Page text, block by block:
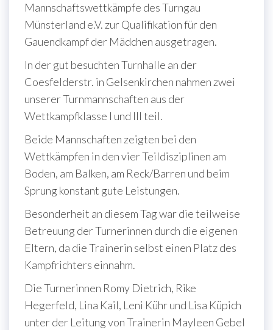
Mannschaftswettkämpfe des Turngau
Münsterland e.V. zur Qualifikation für den
Gauendkampf der Mädchen ausgetragen.
In der gut besuchten Turnhalle an der
Coesfelderstr. in Gelsenkirchen nahmen zwei
unserer Turnmannschaften aus der
Wettkampfklasse I und III teil.
Beide Mannschaften zeigten bei den
Wettkämpfen in den vier Teildisziplinen am
Boden, am Balken, am Reck/Barren und beim
Sprung konstant gute Leistungen.
Besonderheit an diesem Tag war die teilweise
Betreuung der Turnerinnen durch die eigenen
Eltern, da die Trainerin selbst einen Platz des
Kampfrichters einnahm.
Die Turnerinnen Romy Dietrich, Rike
Hegerfeld, Lina Kail, Leni Kühr und Lisa Küpich
unter der Leitung von Trainerin Mayleen Gebel